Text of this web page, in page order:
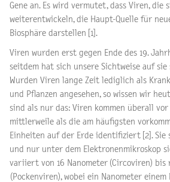
Gene an. Es wird vermutet, dass Viren, die
weiterentwickeln, die Haupt-Quelle für
Biosphäre darstellen [1].
Viren wurden erst gegen Ende des 19.
seitdem hat sich unsere Sichtweise auf
Wurden Viren lange Zeit lediglich als
und Pflanzen angesehen, so wissen wir
sind als nur das: Viren kommen überall
mittlerweile als die am häufigsten
Einheiten auf der Erde identifiziert [2].
und nur unter dem Elektronenmikroskop
variiert von 16 Nanometer (Circoviren) bis
(Pockenviren), wobei ein Nanometer